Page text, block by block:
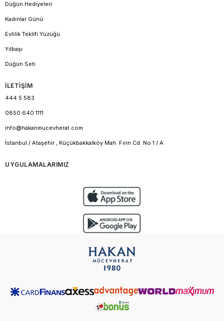
Düğün Hediyeleri
Kadınlar Günü
Evlilik Teklifi Yüzüğü
Yılbaşı
Düğün Seti
İLETİŞİM
444 5 583
0850 640 1111
info@hakanmucevherat.com
İstanbul / Ataşehir , Küçükbakkalköy Mah. Fırın Cd. No 1 / A
UYGULAMALARIMIZ